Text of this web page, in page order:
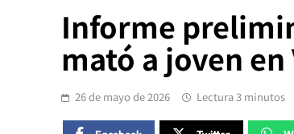
Informe
mató a joven
26 de mayo de 2026 Lectura 3 minutos